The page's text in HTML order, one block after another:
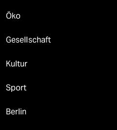
Öko
Gesellschaft
Kultur
Sport
Berlin